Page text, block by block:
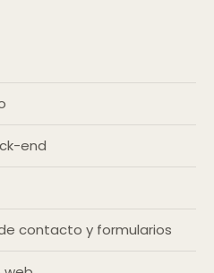
end
contacto y formularios